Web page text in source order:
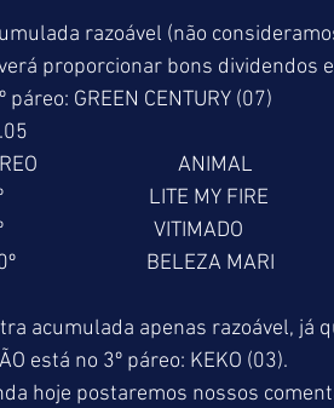
razoável (não
proporcionar bons dividendos
páreo: GREEN CENTURY (07)
ANIMAL
LITE MY FIRE
VITIMADO
BELEZA MARI
acumulada apenas razoável, já
está no 3º páreo: KEKO (03).
hoje postaremos nossos